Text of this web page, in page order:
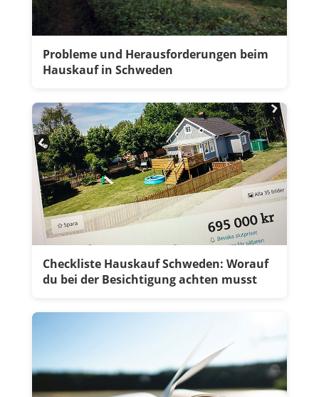
Probleme und Herausforderungen beim
Hauskauf in Schweden
Checkliste Hauskauf Schweden: Worauf
du bei der Besichtigung achten musst